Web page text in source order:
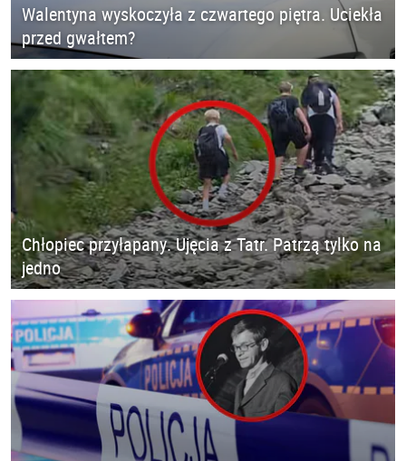
Walentyna wyskoczyła z czwartego piętra. Uciekła
przed gwałtem?
Chłopiec przyłapany. Ujęcia z Tatr. Patrzą tylko na
jedno